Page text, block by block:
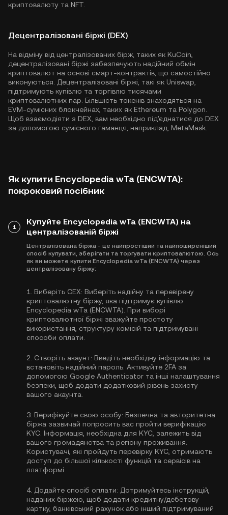
криптовалюту та NFT.
Децентралізовані біржі (DEX)
На відміну від централізованих бірж, таких як KuCoin,
децентралізовані біржі забезпечують надійний обмін
криптовалют на основі смарт-контрактів, що самостійно
виконуються. Децентралізовані біржі, такі як Uniswap,
підтримують купівлю та торгівлю тисячами
криптовалютних пар. Більшість токенів знаходяться на
EVM-сумісних блокчейнах, таких як Ethereum та Polygon
Щоб взаємодіяти з DEX, вам необхідно під'єднатися до DEX
за допомогою сумісного гаманця, наприклад, MetaMask.
Як купити Encyclopedia wTa (ENCWTA):
покроковий посібник
1
Купуйте Encyclopedia wTa (ENCWTA) на
централізованій біржі
Централізована біржа - це найпростіший та найпоширеніший
спосіб купувати, зберігати та торгувати криптовалютою. Ось
як ви можете купити Encyclopedia wTa (ENCWTA) через
централізовану біржу:
1. Виберіть CEX: Виберіть надійну та перевірену
криптовалютну біржу, яка підтримує купівлю
Encyclopedia wTa (ENCWTA). При виборі
криптовалютної біржі зважуйте простоту
використання, структуру комісій та підтримувані
способи оплати.
2. Створіть акаунт: Введіть необхідну інформацію та
встановіть надійний пароль. Активуйте 2FA за
допомогою Google Authenticator та інші налаштування
безпеки, щоб додати додатковий рівень захисту
вашого акаунта.
3. Верифікуйте свою особу: Безпечна та авторитетна
біржа зазвичай попросить вас пройти верифікацію
KYC . Інформація, необхідна для KYC, залежить від
вашого громадянства та регіону проживання.
Користувачі, які пройдуть перевірку KYC, отримають
доступ до більшої кількості функцій та сервісів на
платформі.
4. Додайте спосіб оплати: Дотримуйтесь інструкцій,
наданих біржею, щоб додати кредитну/дебетову
картку, банківський рахунок або інший підтримуваний